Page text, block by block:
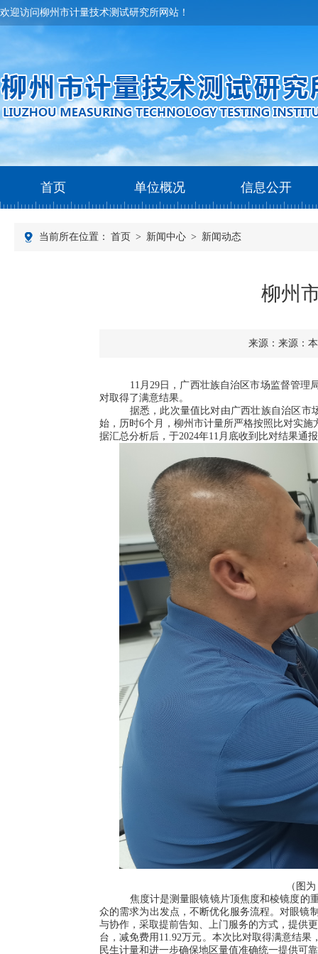
欢迎访问柳州市计量技术测试研究所网站！
首页 单位概况 信息公开
当前所在位置： 首页 > 新闻中心 > 新闻动态
柳州
来源：来源：
11 月 29日，广西壮族自治区市场监督管理
对取得了满意结果。
据悉，此次量值比对由广西壮族自治区市
始，历时6个月，柳州市计量所严格按照比对实
据汇总分析后，于2024年11 月底收到比对结果通
（图
焦度计是测量眼镜镜片顶焦度和棱镜度的
众的需求为出发点，不断优化服务流程。对眼镜
与协作，采取提前告知、上门服务的方式，提供
台，减免费用 11.92万元。本次比对取得满意结果
民生计量和进一步确保地区量值准确统一提供可